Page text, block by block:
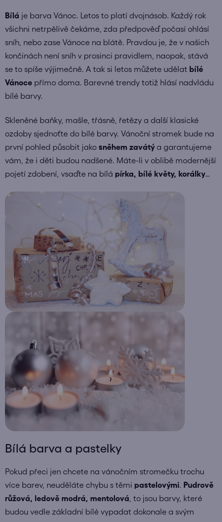
Bílá je barva Vánoc. Letos to platí dvojnásob. Každý rok
všichni netrpělivě čekáme, zda předpověď počasí ohlásí
sníh, nebo zase Vánoce na blátě. Pravdou je, že v našich
končinách není sníh v prosinci pravidlem, naopak, stává
se to spíše výjimečně. A tak si letos můžete udělat bílé
Vánoce přímo doma. Barevné trendy totiž hlásí nadvládu
bílé barvy.
Skleněné baňky, mašle, třásně, řetězy a další klasické
ozdoby sjednoťte do bílé barvy. Vánoční stromek bude na
první pohled působit jako sněhem zavátýa garantujeme
vám, že i děti budou nadšené. Máte-li v oblibě modernější
pojetí zdobení, vsaďte na bílá pírka, bílé květy, korálky…
Bílá barva a pastelky
Pokud přeci jen chcete na vánočním stromečku trochu
více barev, neuděláte chybu s těmi pastelovými. Pudrově
růžová, ledově modrá, mentolová , to jsou barvy, které
budou vedle základní bílé vypadat dokonale a svým